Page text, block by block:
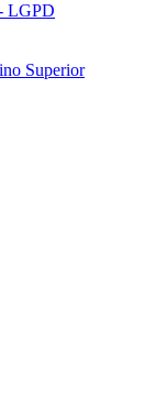
LGPD
Superior